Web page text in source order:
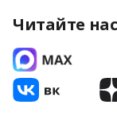
Читайте нас